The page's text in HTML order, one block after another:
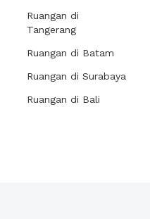
Ruangan di
Tangerang
Ruangan di Batam
Ruangan di Surabaya
Ruangan di Bali